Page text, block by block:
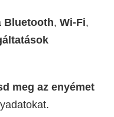
Bluetooth, Wi-Fi,
meg az enyémet